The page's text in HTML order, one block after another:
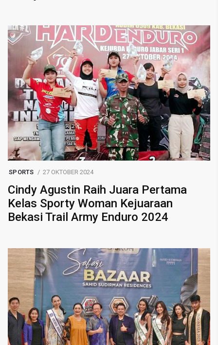
SPORTS 27 OKTOBER 2024
Cindy Agustin Raih Juara Pertama
Kelas Sporty Woman Kejuaraan
Bekasi Trail Army Enduro 2024